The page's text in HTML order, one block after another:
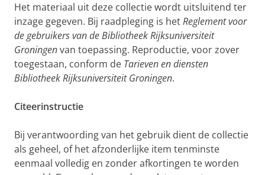
Het materiaal uit deze collectie wordt uitsluitend ter
inzage gegeven. Bij raadpleging is hetReglement voor
de gebruikers van de Bibliotheek Rijksuniversiteit
Groningenvan toepassing. Reproductie, voor zover
toegestaan, conform de Tarieven en diensten
Bibliotheek Rijksuniversiteit Groningen.
Citeerinstructie
Bij verantwoording van het gebruik dient de collectie
als geheel, of het afzonderlijke item tenminste
eenmaal volledig en zonder afkortingen te worden